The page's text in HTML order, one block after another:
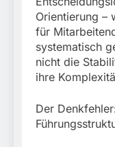
Orientierung –
für
systematisch
nicht die
ihre
Der